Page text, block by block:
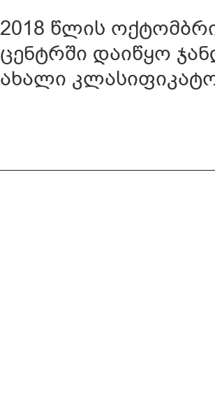
2018 წლის
ცენტრში დაიწყო
ახალი